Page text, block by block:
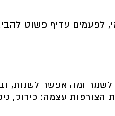
לפעמים עדיף פשוט
ומה אפשר לשנות,
הצורפות עצמה: